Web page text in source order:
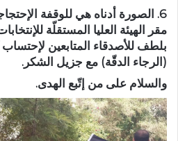
6. الصورة أدناه هي للوقفة
مقر الهيئة العليا المستقلّة
بلطف للأصدقاء المتابعين
(الرجاء الدقّة) مع جزيل الشكر.
والسلام على من إتّبع الهدى.